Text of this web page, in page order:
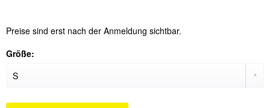
Preise sind erst nach der Anmeldung sichtbar.
Größe: